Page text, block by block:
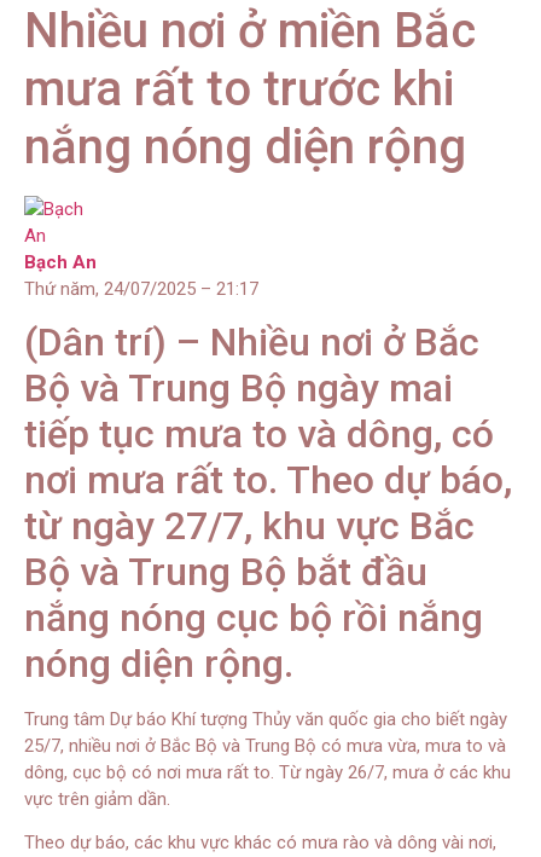
Nhiều nơi ở miền Bắc
mưa rất to trước khi
nắng nóng diện rộng
Bạch An
Thứ năm, 24/07/2025 – 21:17
(Dân trí) – Nhiều nơi ở Bắc
Bộ và Trung Bộ ngày mai
tiếp tục mưa to và dông, có
nơi mưa rất to. Theo dự báo,
từ ngày 27/7, khu vực Bắc
Bộ và Trung Bộ bắt đầu
nắng nóng cục bộ rồi nắng
nóng diện rộng.
Trung tâm Dự báo Khí tượng Thủy văn quốc gia cho biết ngày
25/7, nhiều nơi ở Bắc Bộ và Trung Bộ có mưa vừa, mưa to và
dông, cục bộ có nơi mưa rất to. Từ ngày 26/7, mưa ở các khu
vực trên giảm dần.
Theo dự báo, các khu vực khác có mưa rào và dông vài nơi,